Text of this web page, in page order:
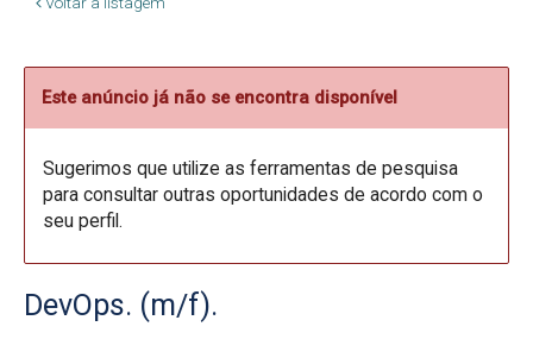
Este anúncio já não se encontra disponível
Sugerimos que utilize as ferramentas de pesquisa
para consultar outras oportunidades de acordo com o
seu perfil.
DevOps. (m/f).